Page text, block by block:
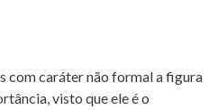
com caráter não formal a figura
visto que ele é o